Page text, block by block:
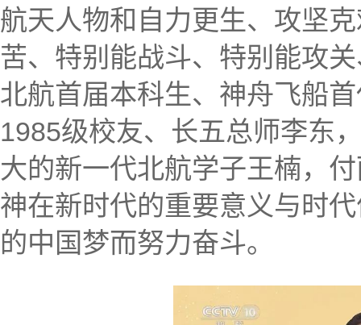
航天人物和自力更生、攻坚
苦、特别能战斗、特别能攻
北航首届本科生、神舟飞船
1985级校友、长五总师李东
大的新一代北航学子王楠，
神在新时代的重要意义与时
的中国梦而努力奋斗。